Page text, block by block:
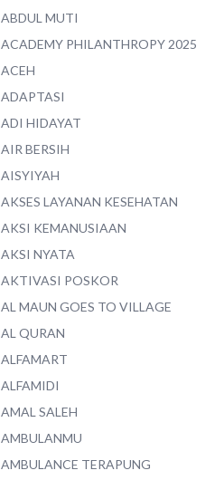
ABDUL MUTI
ACADEMY PHILANTHROPY 2025
ACEH
ADAPTASI
ADI HIDAYAT
AIR BERSIH
AISYIYAH
AKSES LAYANAN KESEHATAN
AKSI KEMANUSIAAN
AKSI NYATA
AKTIVASI POSKOR
AL MAUN GOES TO VILLAGE
AL QURAN
ALFAMART
ALFAMIDI
AMAL SALEH
AMBULANMU
AMBULANCE TERAPUNG